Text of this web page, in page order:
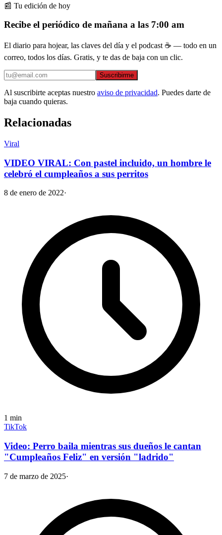
📰 Tu edición de hoy
Recibe el periódico de mañana a las 7:00 am
El diario para hojear, las claves del día y el podcast ☕ — todo en un
correo, todos los días. Gratis, y te das de baja con un clic.
Suscribirme
Al suscribirte aceptas nuestro aviso de privacidad. Puedes darte de
baja cuando quieras.
Relacionadas
Viral
VIDEO VIRAL: Con pastel incluido, un hombre le
celebró el cumpleaños a sus perritos
8 de enero de 2022·
1 min
TikTok
Video: Perro baila mientras sus dueños le cantan
"Cumpleaños Feliz" en versión "ladrido"
7 de marzo de 2025·